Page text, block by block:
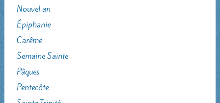
Nouvel an
Épiphanie
Carême
Semaine Sainte
Pâques
Pentecôte